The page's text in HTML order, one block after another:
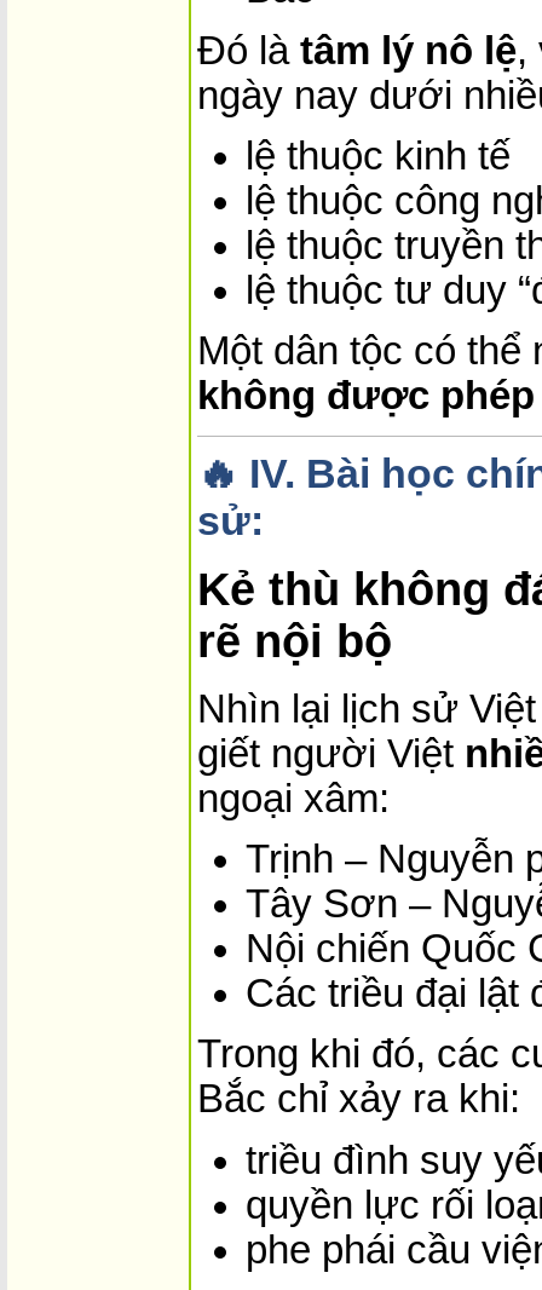
Đó là tâm lý nô lệ,
ngày nay dưới
lệ thuộc kinh tế
lệ thuộc công
lệ thuộc truyền
lệ thuộc tư duy
Một dân tộc có thể
không được
🔥 IV. Bài học
sử:
Kẻ thù không
rẽ nội bộ
Nhìn lại lịch sử
giết người Việt
ngoại xâm:
Trịnh – Nguyễn
Tây Sơn –
Nội chiến Quốc
Các triều đại lật
Trong khi đó, các
Bắc chỉ xảy ra khi:
triều đình suy
quyền lực rối
phe phái cầu